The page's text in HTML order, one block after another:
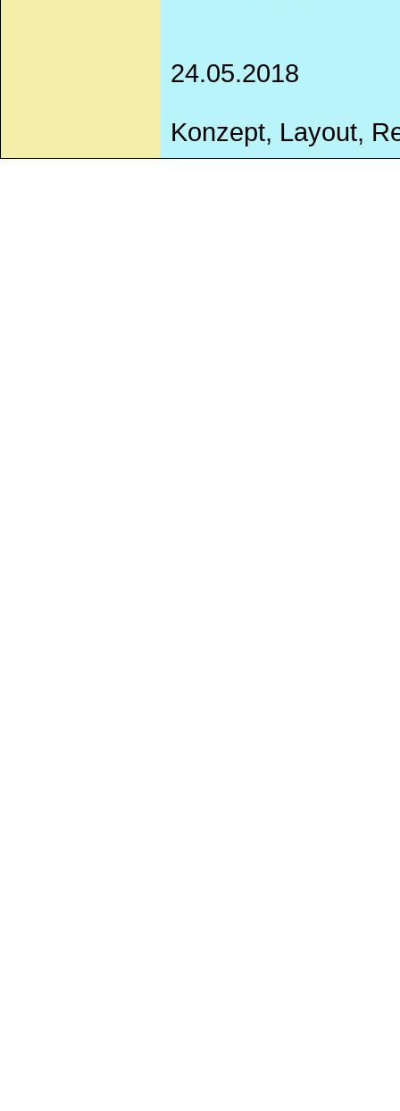
24.05.2018
Konzept, Layout,